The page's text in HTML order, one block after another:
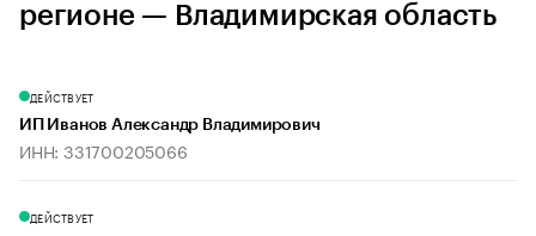
регионе — Владимирская область
ДЕЙСТВУЕТ
ИП Иванов Александр Владимирович
ИНН: 331700205066
ДЕЙСТВУЕТ